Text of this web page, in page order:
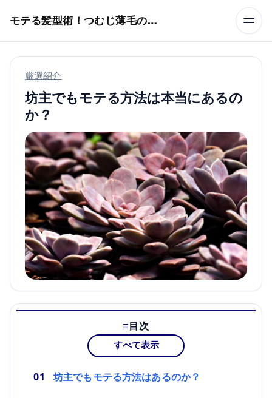
モテる髪型術！つむじ薄毛の隠し方
厳選紹介
坊主でもモテる方法は本当にあるの
か？
目次
すべて表示
坊主でもモテる方法はあるのか？